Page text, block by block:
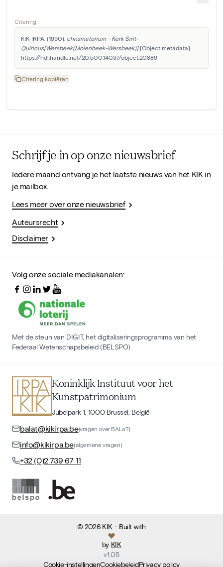
Citering
KIK-IRPA. (1990). chrismatorium - Kerk Sint-
Quirinus[Wersbeek(Molenbeek-Wersbeek)] [Object metadata].
https://hdl.handle.net/20.500.14037/object.20889
Citering kopiëren
Schrijf je in op onze nieuwsbrief
Iedere maand ontvang je het laatste nieuws van het KIK in
je mailbox.
Lees meer over onze nieuwsbrief
Auteursrecht
Disclaimer
Volg onze sociale mediakanalen:
Met de steun van DIGIT, het digitaliseringsprogramma van het
Federaal Wetenschapsbeleid (BELSPO)
Koninklijk Instituut voor het
Kunstpatrimonium
Jubelpark 1, 1000 Brussel, België
balat@kikirpa.be(vragen over BALaT)
info@kikirpa.be(algemene vragen)
+32 (0)2 739 67 11
©2026 KIK - Built with
by KIK
v1.05
Cookie-instellingenCookiebeleidPrivacy policy